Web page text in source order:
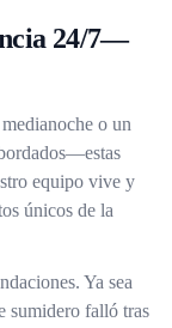
24/7—
o un
equipo vive y
únicos de la
Ya sea
sumidero falló tras